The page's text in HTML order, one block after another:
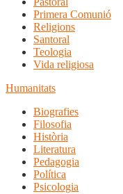
Primera Comunió
Religions
Santoral
Teologia
Vida religiosa
Humanitats
Biografies
Filosofia
Història
Literatura
Pedagogia
Política
Psicologia